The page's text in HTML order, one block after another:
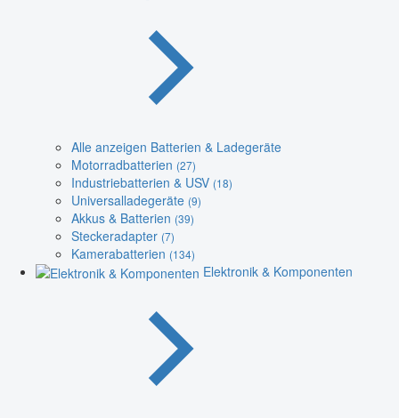
Alle anzeigen Batterien & Ladegeräte
Motorradbatterien (27)
Industriebatterien & USV (18)
Universalladegeräte (9)
Akkus & Batterien (39)
Steckeradapter (7)
Kamerabatterien (134)
Elektronik & Komponenten